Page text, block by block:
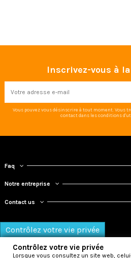
Inscrivez-vous à
Vous pouvez vous désinscrire à tout moment. Vous
contact dans les conditions
Faq
Notre entreprise
Contact us
Contrôlez votre vie privée
Contrôlez votre vie privée
Lorsque vous consultez un site web,